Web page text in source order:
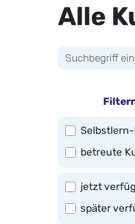
Alle
Selbstlern
betreute
jetzt
später